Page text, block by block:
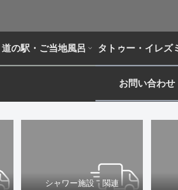
道の駅・ご当地風呂 タトゥー・イレズ
お問い合わせ
シャワー施設 関連